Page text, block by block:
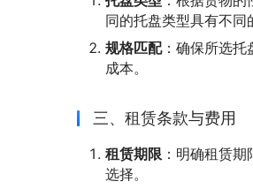
同的托盘类型具有不同
规格匹配：确保所选托
成本。
三、租赁条款与费用
租赁期限 ：明确租赁
选择。